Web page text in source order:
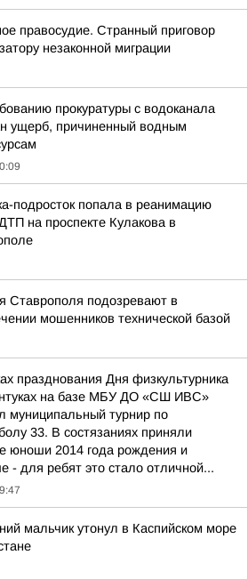
правосудие. Странный приговор
незаконной миграции
прокуратуры с водоканала
ущерб, причиненный водным
подросток попала в реанимацию
на проспекте Кулакова в
Ставрополя подозревают в
мошенников технической базой
празднования Дня физкультурника
на базе МБУ ДО «СШ ИВС»
муниципальный турнир по
33. В состязаниях приняли
юноши 2014 года рождения и
- для ребят это стало отличной...
мальчик утонул в Каспийском море